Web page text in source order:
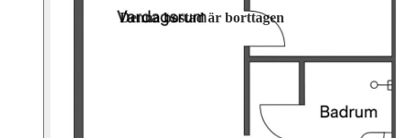
Denna bostad är borttagen